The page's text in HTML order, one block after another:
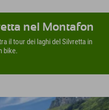
nel Montafon
il tour dei laghi del Silvretta in
bike.